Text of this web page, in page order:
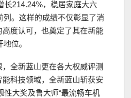
长214.24%，稳居家庭大六
列。这样的成绩不仅彰显了消
高度认可，也奠定了其在新能
位。
全新蓝山更在各大权威评测
科技领域，全新蓝山斩获安
性大奖及鲁大师“最流畅车机